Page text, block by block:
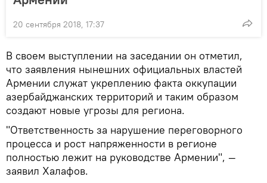
20 сентября 2018, 17:37
В своем выступлении на заседании он отметил,
что заявления нынешних официальных властей
Армении служат укреплению факта оккупации
азербайджанских территорий и таким образом
создают новые угрозы для региона.
"Ответственность за нарушение переговорного
процесса и рост напряженности в регионе
полностью лежит на руководстве Армении", —
заявил Халафов.